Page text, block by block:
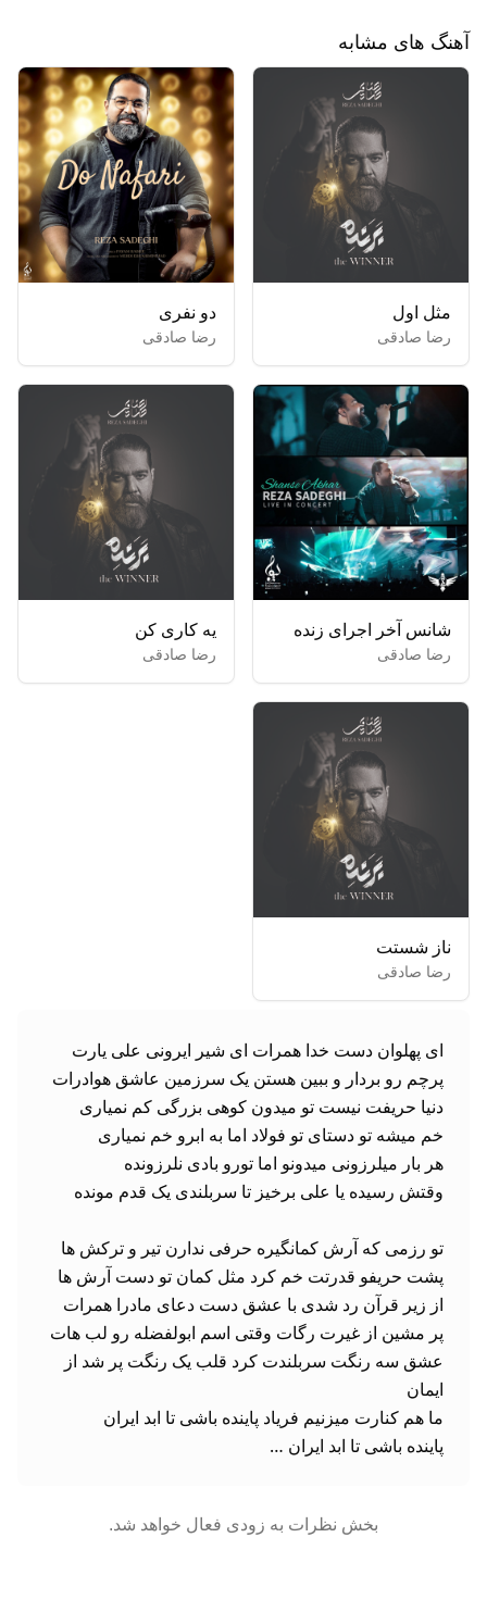
آهنگ های مشابه
مثل اول
رضا صادقی
دو نفری
رضا صادقی
شانس آخر اجرای زنده
رضا صادقی
یه کاری کن
رضا صادقی
ناز شستت
رضا صادقی
پاینده باشی تا ابد ایران …
بخش نظرات به زودی فعال خواهد شد.